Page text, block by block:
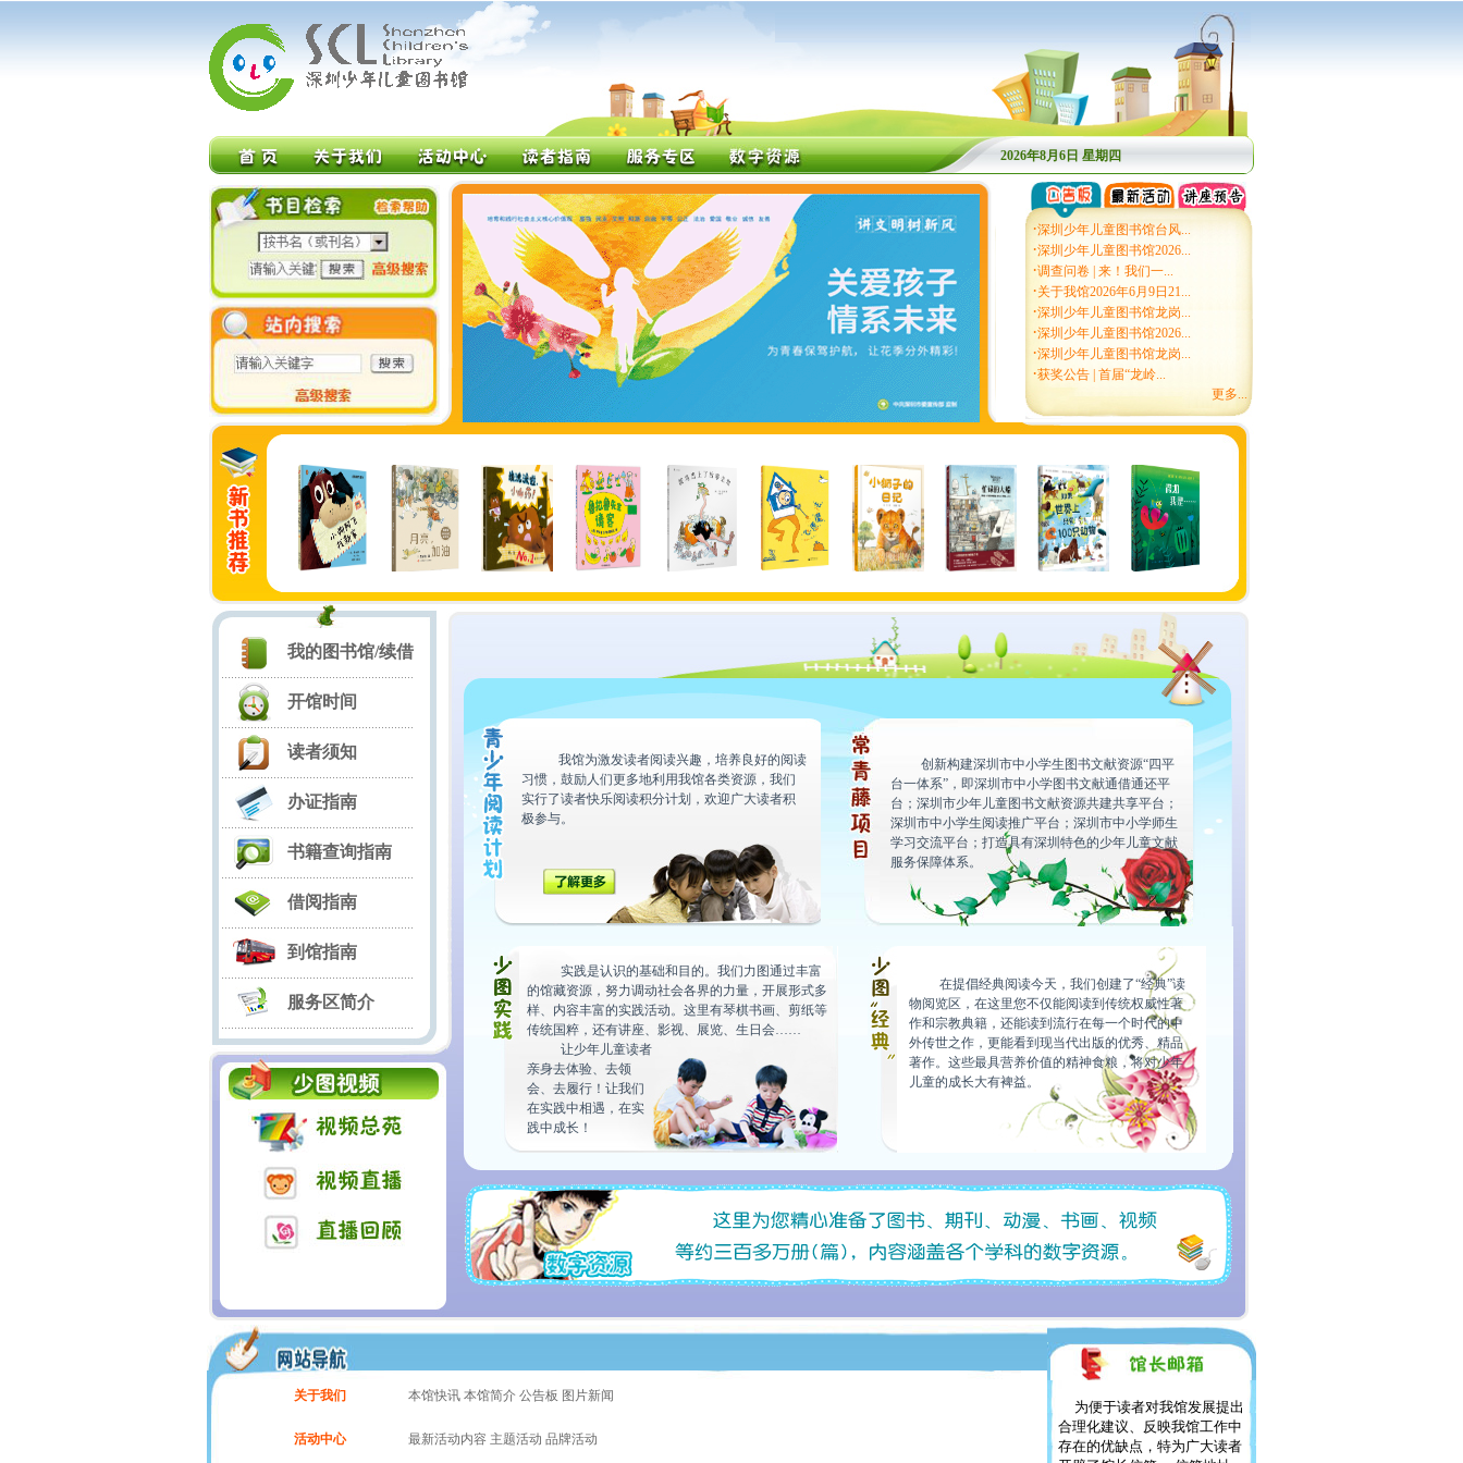
2026年8月6日 星期四
·深圳少年儿童图书馆台风...
·深圳少年儿童图书馆2026...
·调查问卷 | 来！我们一...
·关于我馆2026年6月9日21...
·深圳少年儿童图书馆龙岗...
·深圳少年儿童图书馆2026...
·深圳少年儿童图书馆龙岗...
·获奖公告 | 首届“龙岭...
更多...
小狗阿飞找新家
药
主角
100..
小狗阿飞找新家
我的图书馆/续借
开馆时间
读者须知
办证指南
书籍查询指南
借阅指南
到馆指南
服务区简介
我馆为激发读者阅读兴趣，培养良好的阅读
习惯，鼓励人们更多地利用我馆各类资源，我们
实行了读者快乐阅读积分计划，欢迎广大读者积
极参与。
创新构建深圳市中小学生图书文献资源“四平
台一体系”，即深圳市中小学图书文献通借通还平
台；深圳市少年儿童图书文献资源共建共享平台；
深圳市中小学生阅读推广平台；深圳市中小学师生
学习交流平台；打造具有深圳特色的少年儿童文献
服务保障体系。
实践是认识的基础和目的。我们力图通过丰富
的馆藏资源，努力调动社会各界的力量，开展形式多
样、内容丰富的实践活动。这里有琴棋书画、剪纸等
传统国粹，还有讲座、影视、展览、生日会……
让少年儿童读者
亲身去体验、去领
会、去履行！让我们
在实践中相遇，在实
践中成长！
在提倡经典阅读今天，我们创建了“经典”读
物阅览区，在这里您不仅能阅读到传统权威性著
作和宗教典籍，还能读到流行在每一个时代的中
外传世之作，更能看到现当代出版的优秀、精品
著作。这些最具营养价值的精神食粮，将对少年
儿童的成长大有裨益。
关于我们 本馆快讯 本馆简介 公告板 图片新闻
活动中心 最新活动内容 主题活动 品牌活动
为便于读者对我馆发展提出
合理化建议、反映我馆工作中
存在的优缺点，特为广大读者